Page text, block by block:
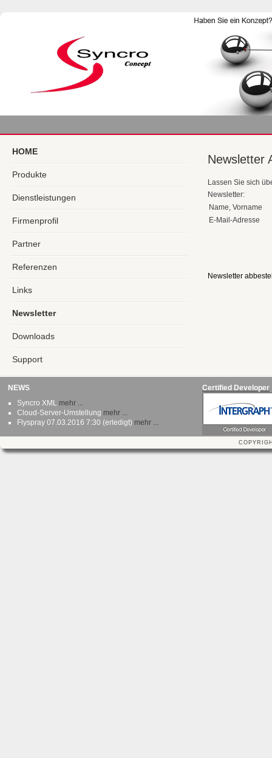
HOME
Produkte
Dienstleistungen
Firmenprofil
Partner
Referenzen
Links
Newsletter
Downloads
Support
Newsletter
Lassen Sie sich
Newsletter:
Name, Vorname
E-Mail-Adresse
Newsletter
NEWS
Syncro XML mehr ...
Cloud-Server-Umstellung mehr ...
Flyspray 07.03.2016 7:30 (erledigt) mehr ...
Certified Developer